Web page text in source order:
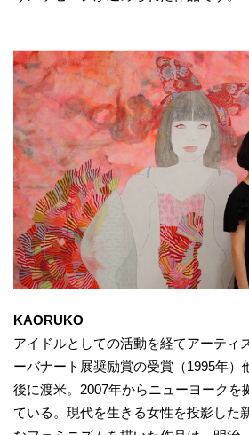
KAORUKO
アイドルとしての活動を経てアーティ
ーバナート展奨励賞の受賞（1995年）
後に渡米。2007年からニューヨークを
ている。現代を生きる女性を投影した